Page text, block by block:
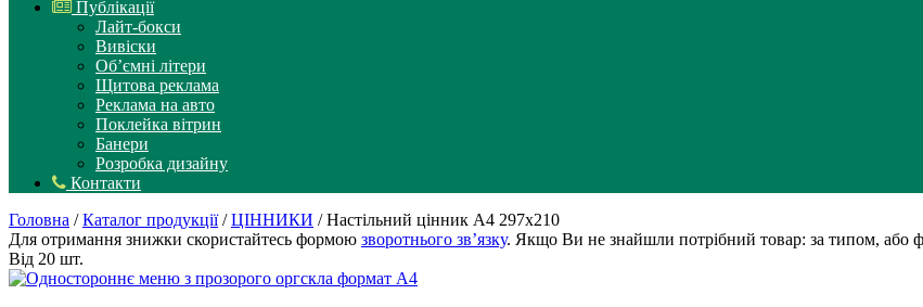
Публікації
Лайт-бокси
Вивіски
Об’ємні літери
Щитова реклама
Реклама на авто
Поклейка вітрин
Банери
Розробка дизайну
Контакти
Головна /Каталог продукції/ЦІННИКИ / Настільний цінник А4 297х210
Для отримання знижки скористайтесь формою зворотнього зв’язку. Якщо Ви не знайшли потрібний товар: за типом, або
Від 20 шт.